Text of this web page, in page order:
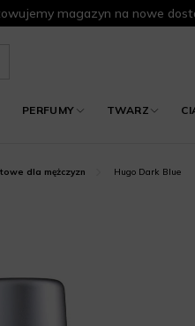
magazyn na nowe
PERFUMY TWARZ
dla mężczyzn Hugo Dark Blue